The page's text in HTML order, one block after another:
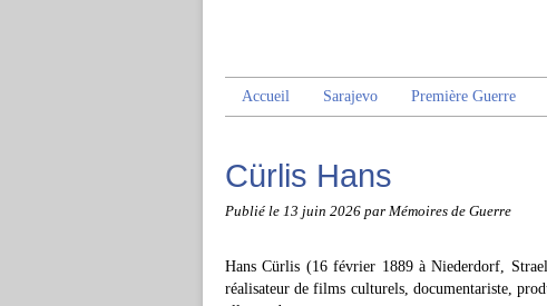
Accueil Sarajevo Première Guerre
Cürlis Hans
Publié le 13 juin 2026 par Mémoires de Guerre
Hans Cürlis (16 février 1889 à Niederdorf,
réalisateur de films culturels, documentariste,